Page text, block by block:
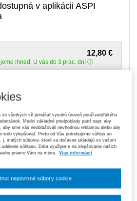
v aplikácii ASPI
12,80 €
ihneď. U vás do 3 prac. dní
prostredníctvom aplikácie ASPI
189,00 €
ASPI Akadémia
prostredníctvom aplikácie ASPI
období od 1. 8. do 21. 8. z technických
všetkých síl prinášať vysokú úroveň používateľského
Medzi základné predpoklady patrí napr. aby
aby sme vás neobťažovali nevhodnou reklamou alebo aby
web vylepšovať. Preto od Vás potrebujeme súhlas so
malých súborov, ktoré sa dočasne ukladajú vo vašom
udelenie súhlasu. Dáta využijeme na zlepšovanie našich
priamo Vám na mieru.
Viac informácií
nepovinné súbory cookie